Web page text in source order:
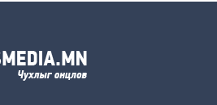
08-5